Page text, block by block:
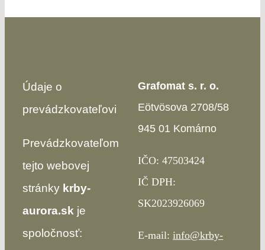
Údaje o
prevádzkovateľovi
Prevádzkovateľom
tejto webovej
stránky krby-
aurora.skje
spoločnosť:
Grafomat s. r. o.
Eötvösova 2708/58
945 01 Komárno
IČO: 47503424
IČ DPH:
SK2023926069
E-mail:info@krby-